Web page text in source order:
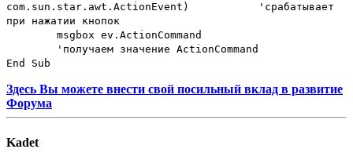
com.sun.star.awt.ActionEvent)
'срабатывает
при нажатии кнопок
msgbox ev.ActionCommand
'получаем значение ActionCommand
End Sub
Здесь Вы можете внести свой посильный вклад в развитие
Форума
Kadet